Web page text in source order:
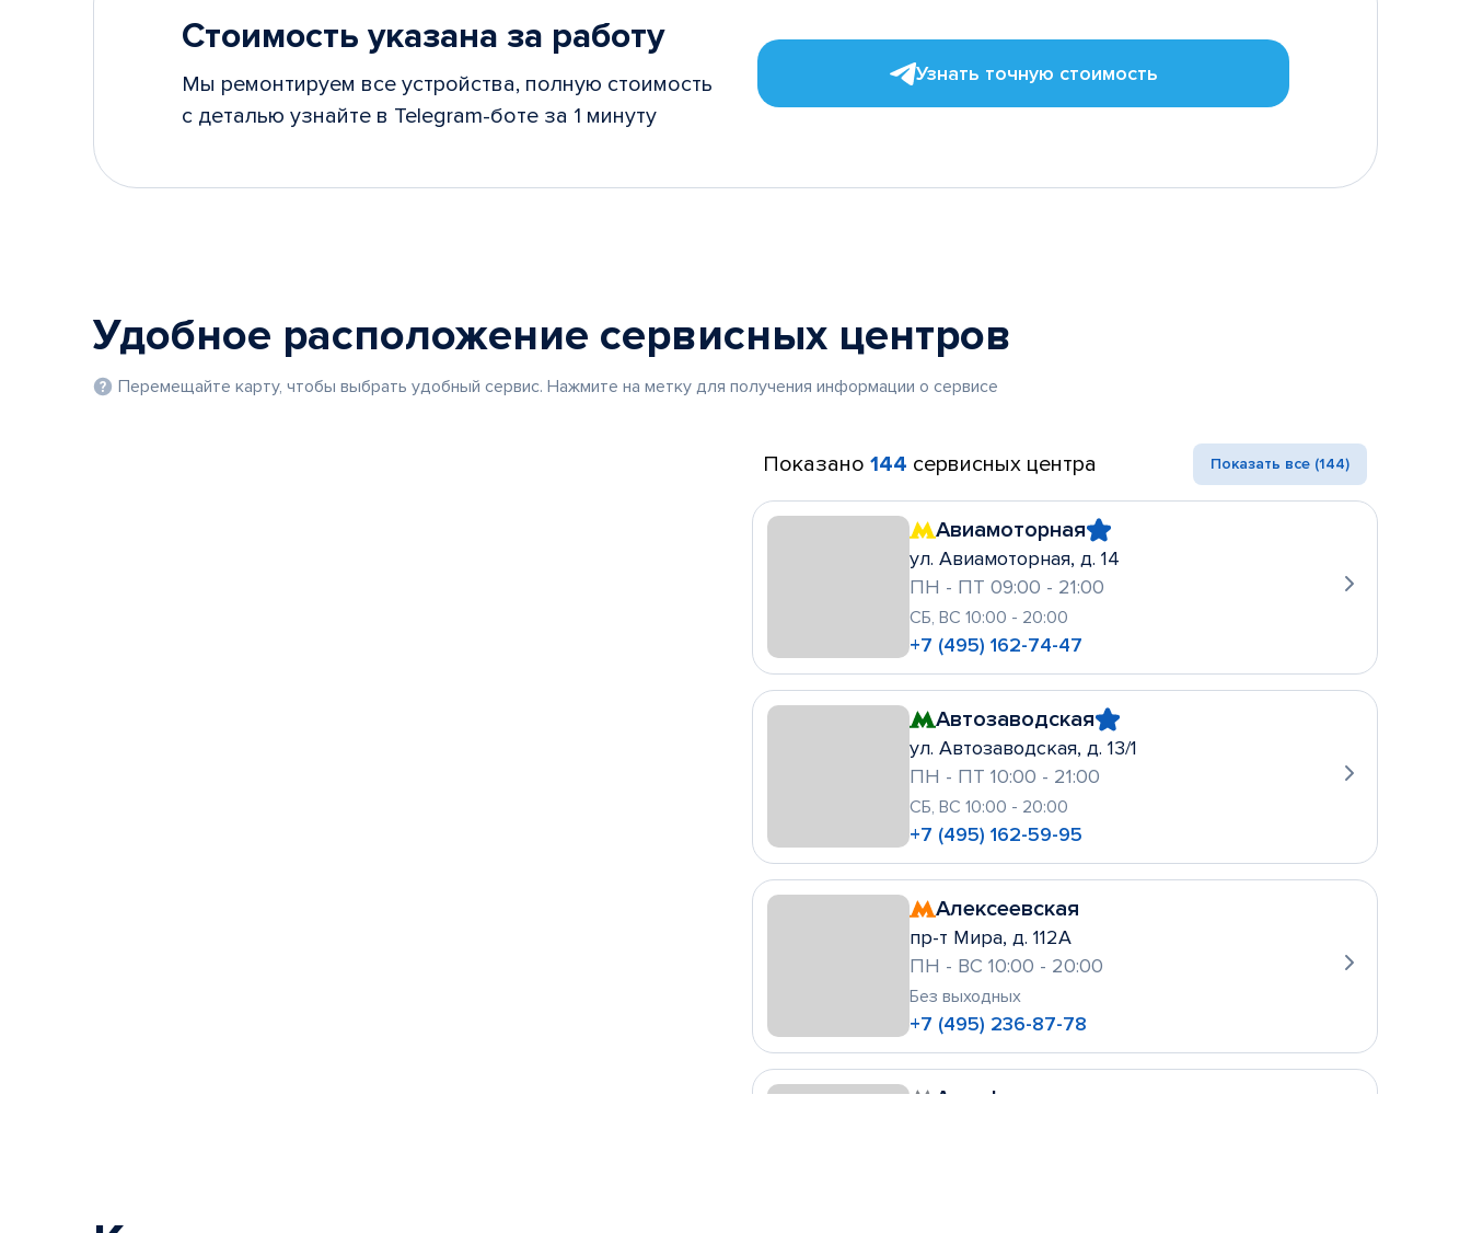
Стоимость указана за работу
Мы ремонтируем все устройства, полную стоимость
с деталью узнайте в Telegram-боте за 1 минуту
Узнать точную стоимость
Удобное расположение сервисных центров
Перемещайте карту, чтобы выбрать удобный сервис. Нажмите на метку для получения информации о сервисе
Показано 144 сервисных центра Показать все (144)
Авиамоторная
ул. Авиамоторная, д. 14
ПН - ПТ 09:00 - 21:00
СБ, ВС 10:00 - 20:00
+7 (495) 162-74-47
Автозаводская
ул. Автозаводская, д. 13/1
ПН - ПТ 10:00 - 21:00
СБ, ВС 10:00 - 20:00
+7 (495) 162-59-95
Алексеевская
пр-т Мира, д. 112А
ПН - ВС 10:00 - 20:00
Без выходных
+7 (495) 236-87-78
Алтуфьево